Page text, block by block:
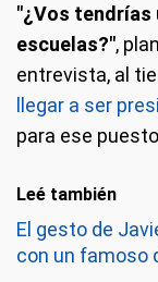
"¿Vos tendrías
escuelas?",
entrevista, al
llegar a ser
para ese
Leé también
El gesto de
con un famoso